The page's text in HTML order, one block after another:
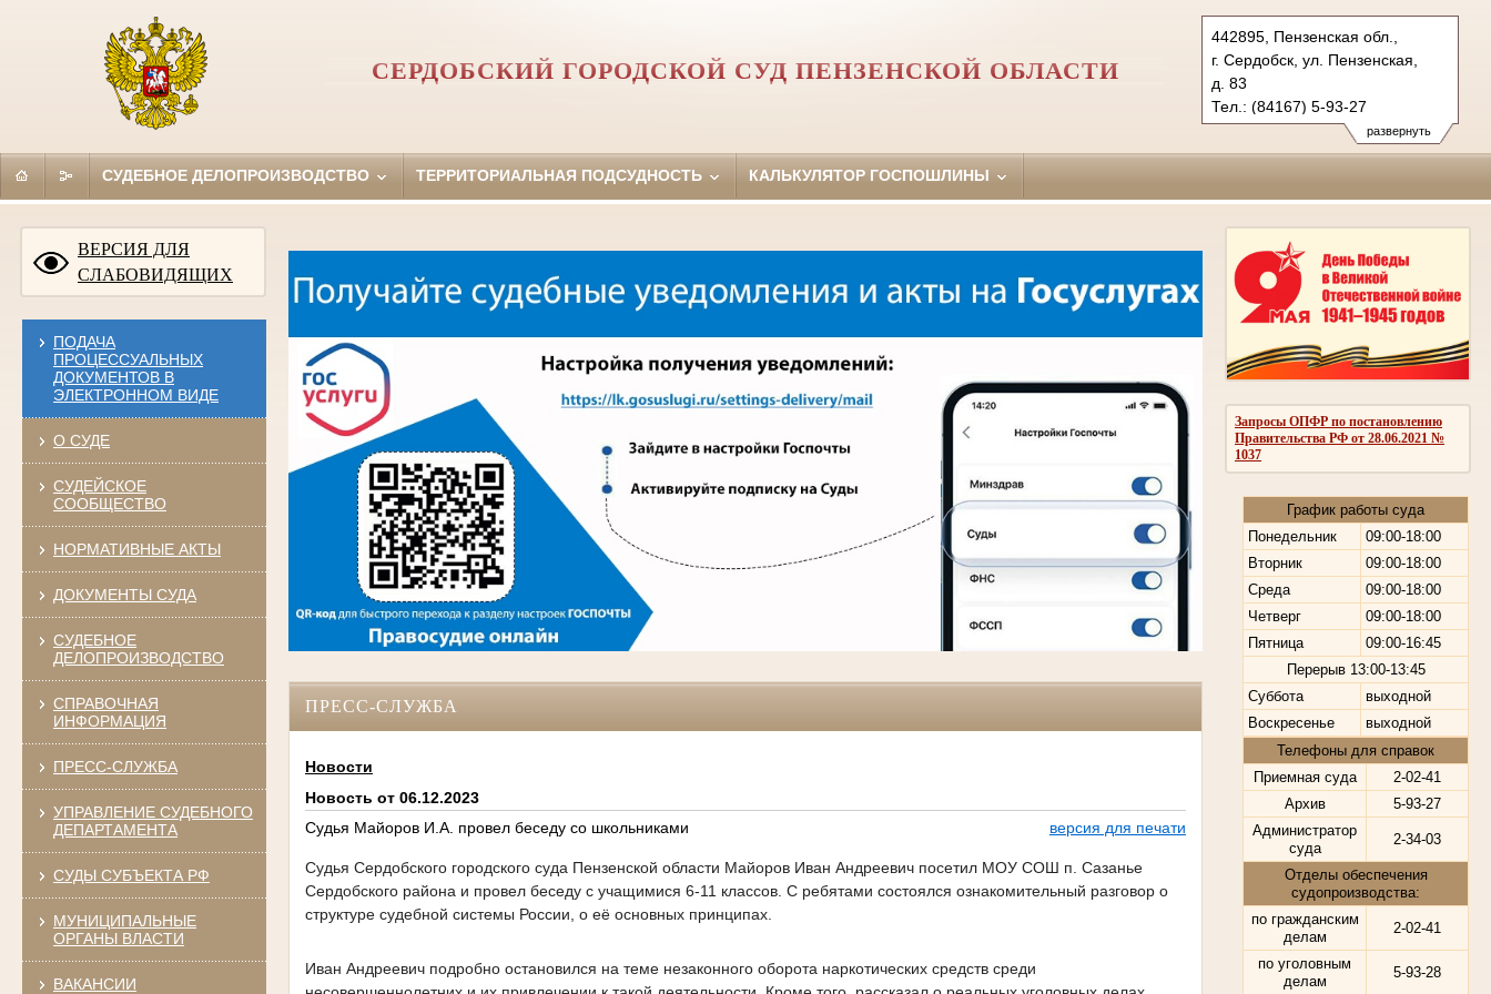
развернуть
442895, Пензенская обл.,
г. Сердобск, ул. Пензенская,
д. 83
Тел.: (84167) 5-93-27
serdobinsky.pnz@sudrf.ru
СЕРДОБСКИЙ ГОРОДСКОЙ СУД ПЕНЗЕНСКОЙ ОБЛАСТИ
СУДЕБНОЕ ДЕЛОПРОИЗВОДСТВО ТЕРРИТОРИАЛЬНАЯ ПОДСУДНОСТЬ КАЛЬКУЛЯТОР ГОСПОШЛИНЫ
ВЕРСИЯ ДЛЯ
СЛАБОВИДЯЩИХ
ПОДАЧА
ПРОЦЕССУАЛЬНЫХ
ДОКУМЕНТОВ В
ЭЛЕКТРОННОМ ВИДЕ
О СУДЕ
СУДЕЙСКОЕ
СООБЩЕСТВО
НОРМАТИВНЫЕ АКТЫ
ДОКУМЕНТЫ СУДА
СУДЕБНОЕ
ДЕЛОПРОИЗВОДСТВО
СПРАВОЧНАЯ
ИНФОРМАЦИЯ
ПРЕСС-СЛУЖБА
УПРАВЛЕНИЕ СУДЕБНОГО
ДЕПАРТАМЕНТА
СУДЫ СУБЪЕКТА РФ
МУНИЦИПАЛЬНЫЕ
ОРГАНЫ ВЛАСТИ
ВАКАНСИИ
Запросы ОПФР по постановлению
Правительства РФ от 28.06.2021 №
1037
График работы суда
Понедельник
09:00-18:00
Вторник
09:00-18:00
Среда
09:00-18:00
Четверг
09:00-18:00
Пятница
09:00-16:45
Перерыв 13:00-13:45
Суббота
выходной
Воскресенье
выходной
Телефоны для справок
Приемная суда
2-02-41
Архив
5-93-27
Администратор
суда
2-34-03
Отделы обеспечения
судопроизводства:
по гражданским
делам
2-02-41
по уголовным
делам
5-93-28
ПРЕСС-СЛУЖБА
Новости
Новость от 06.12.2023
Судья Майоров И.А. провел беседу со школьниками
версия для печати
Судья Сердобского городского суда Пензенской области Майоров Иван Андреевич посетил МОУ СОШ п. Сазанье
Сердобского района и провел беседу с учащимися 6-11 классов. С ребятами состоялся ознакомительный разговор о
структуре судебной системы России, о её основных принципах.
Иван Андреевич подробно остановился на теме незаконного оборота наркотических средств среди